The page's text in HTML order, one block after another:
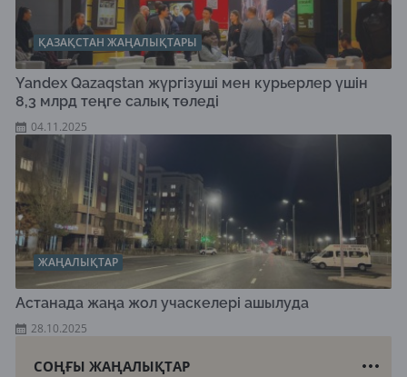
ҚАЗАҚСТАН ЖАҢАЛЫҚТАРЫ
Yandex Qazaqstan жүргізуші мен курьерлер үшін
8,3 млрд теңге салық төледі
04.11.2025
ЖАҢАЛЫҚТАР
Астанада жаңа жол учаскелері ашылуда
28.10.2025
СОҢҒЫ ЖАҢАЛЫҚТАР